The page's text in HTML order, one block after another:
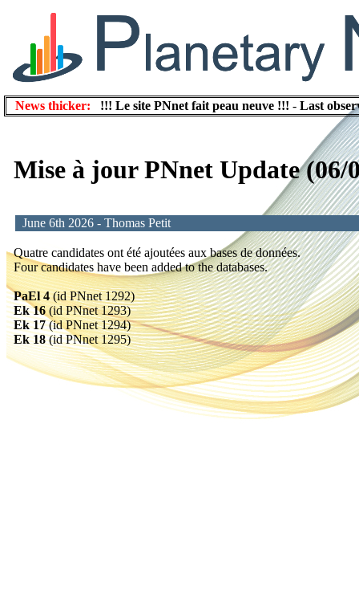
News thicker: !!! Le site PNnet fait peau neuve !!! - Last
Mise à jour PNnet Update (06/
June 6th 2026 - Thomas Petit
Quatre candidates ont été ajoutées aux bases de données.
Four candidates have been added to the databases.
PaEl 4(id PNnet 1292)
Ek 16(id PNnet 1293)
Ek 17(id PNnet 1294)
Ek 18(id PNnet 1295)